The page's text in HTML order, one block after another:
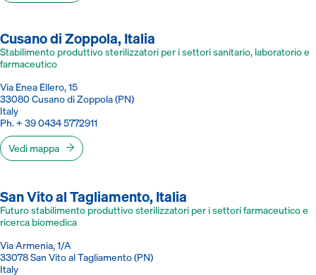
Cusano di Zoppola, Italia
Stabilimento produttivo sterilizzatori per i settori sanitario, laboratorio e
farmaceutico
Via Enea Ellero, 15
33080 Cusano di Zoppola (PN)
Italy
Ph. + 39 0434 5772911
Vedi mappa
San Vito al Tagliamento, Italia
Futuro stabilimento produttivo sterilizzatori per i settori farmaceutico e
ricerca biomedica
Via Armenia, 1/A
33078 San Vito al Tagliamento (PN)
Italy